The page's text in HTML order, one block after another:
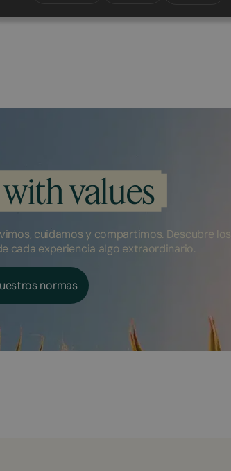
values
cuidamos y compartimos. Descubre los
cada experiencia algo extraordinario.
normas